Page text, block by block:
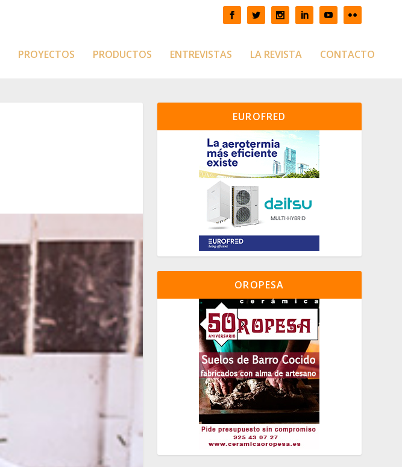
PROYECTOS PRODUCTOS ENTREVISTAS LA REVISTA CONTACTO
EUROFRED
OROPESA